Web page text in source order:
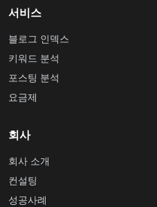
서비스
블로그 인덱스
키워드 분석
포스팅 분석
요금제
회사
회사 소개
컨설팅
성공사례